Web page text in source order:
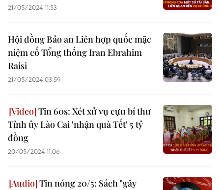
21/05/2024 11:53
Hội đồng Bảo an Liên hợp quốc mặc
niệm cố Tổng thống Iran Ebrahim
Raisi
21/05/2024 03:59
Tin 60s: Xét xử vụ cựu bí thư
Tỉnh ủy Lào Cai 'nhận quà Tết' 5 tỷ
đồng
20/05/2024 11:06
Tin nóng 20/5: Sách "gây